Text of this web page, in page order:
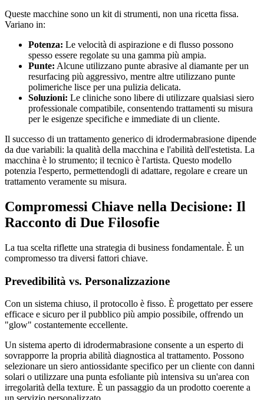
Queste macchine sono un kit di strumenti, non una ricetta fissa.
Variano in:
Potenza: Le velocità di aspirazione e di flusso possono
spesso essere regolate su una gamma più ampia.
Punte: Alcune utilizzano punte abrasive al diamante per un
resurfacing più aggressivo, mentre altre utilizzano punte
polimeriche lisce per una pulizia delicata.
Soluzioni: Le cliniche sono libere di utilizzare qualsiasi siero
professionale compatibile, consentendo trattamenti su misura
per le esigenze specifiche e immediate di un cliente.
Il successo di un trattamento generico di idrodermabrasione dipende
da due variabili: la qualità della macchina e l'abilità dell'estetista. La
macchina è lo strumento; il tecnico è l'artista. Questo modello
potenzia l'esperto, permettendogli di adattare, regolare e creare un
trattamento veramente su misura.
Compromessi Chiave nella Decisione: Il
Racconto di Due Filosofie
La tua scelta riflette una strategia di business fondamentale. È un
compromesso tra diversi fattori chiave.
Prevedibilità vs. Personalizzazione
Con un sistema chiuso, il protocollo è fisso. È progettato per essere
efficace e sicuro per il pubblico più ampio possibile, offrendo un
"glow" costantemente eccellente.
Un sistema aperto di idrodermabrasione consente a un esperto di
sovrapporre la propria abilità diagnostica al trattamento. Possono
selezionare un siero antiossidante specifico per un cliente con danni
solari o utilizzare una punta esfoliante più intensiva su un'area con
irregolarità della texture. È un passaggio da un prodotto coerente a